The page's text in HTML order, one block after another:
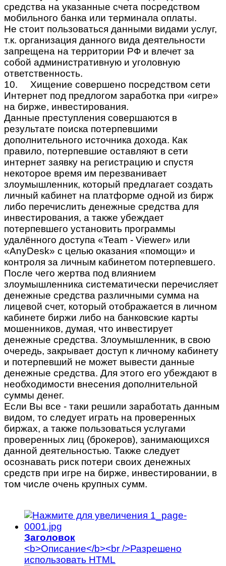
средства на указанные счета посредством
мобильного банка или терминала оплаты.
Не стоит пользоваться данными видами услуг,
т.к. организация данного вида деятельности
запрещена на территории РФ и влечет за
собой административную и уголовную
ответственность.
10. Хищение совершено посредством сети
Интернет под предлогом заработка при «игре»
на бирже, инвестирования.
Данные преступления совершаются в
результате поиска потерпевшими
дополнительного источника дохода. Как
правило, потерпевшие оставляют в сети
интернет заявку на регистрацию и спустя
некоторое время им перезванивает
злоумышленник, который предлагает создать
личный кабинет на платформе одной из бирж
либо перечислить денежные средства для
инвестирования, а также убеждает
потерпевшего установить программы
удалённого доступа «Team - Viewer» или
«AnyDesk» с целью оказания «помощи» и
контроля за личным кабинетом потерпевшего.
После чего жертва под влиянием
злоумышленника систематически перечисляет
денежные средства различными сумма на
лицевой счет, который отображается в личном
кабинете биржи либо на банковские карты
мошенников, думая, что инвестирует
денежные средства. Злоумышленник, в свою
очередь, закрывает доступ к личному кабинету
и потерпевший не может вывести данные
денежные средства. Для этого его убеждают в
необходимости внесения дополнительной
суммы денег.
Если Вы все - таки решили заработать данным
видом, то следует играть на проверенных
биржах, а также пользоваться услугами
проверенных лиц (брокеров), занимающихся
данной деятельностью. Также следует
осознавать риск потери своих денежных
средств при игре на бирже, инвестировании, в
том числе очень крупных сумм.
Заголовок
<b>Описание</b><br />Разрешено
использовать HTML